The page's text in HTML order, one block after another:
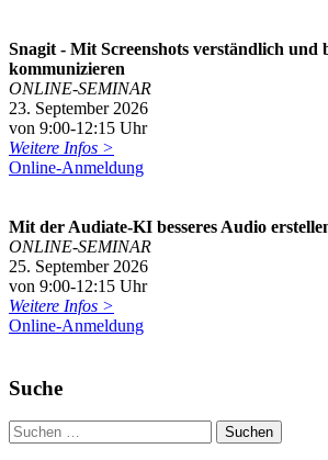
Snagit - Mit Screenshots verständlich und
kommunizieren
ONLINE-SEMINAR
23. September 2026
von 9:00-12:15 Uhr
Weitere Infos >
Online-Anmeldung
Mit der Audiate-KI besseres Audio
ONLINE-SEMINAR
25. September 2026
von 9:00-12:15 Uhr
Weitere Infos >
Online-Anmeldung
Suche